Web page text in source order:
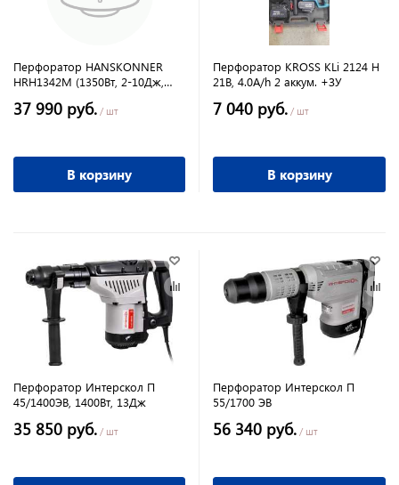
Перфоратор HANSKONNER
HRH1342M (1350Вт, 2-10Дж,
37 990 руб. / шт
В корзину
Перфоратор KROSS KLi 2124 H
21В, 4.0A/h 2 аккум. +ЗУ
7 040 руб. / шт
В корзину
Перфоратор Интерскол П
45/1400ЭВ, 1400Вт, 13Дж
35 850 руб. / шт
Перфоратор Интерскол П
55/1700 ЭВ
56 340 руб. / шт